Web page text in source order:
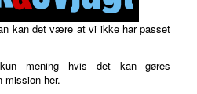
kan det være at vi ikke har passet
mening hvis det kan gøres
her.